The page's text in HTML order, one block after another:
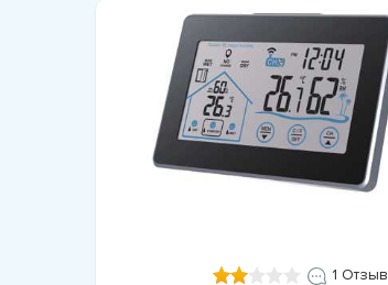
1 Отзыв